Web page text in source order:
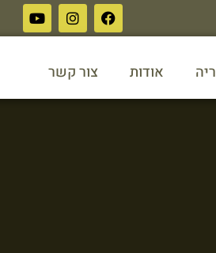
אודות צור קשר